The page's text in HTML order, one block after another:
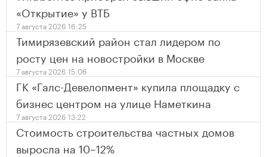
«Открытие» у ВТБ
7 августа 2026 16:25
Тимирязевский район стал лидером по
росту цен на новостройки в Москве
7 августа 2026 15:06
ГК «Галс-Девелопмент» купила площадку с
бизнес центром на улице Наметкина
7 августа 2026 13:22
Стоимость строительства частных домов
выросла на 10–12%